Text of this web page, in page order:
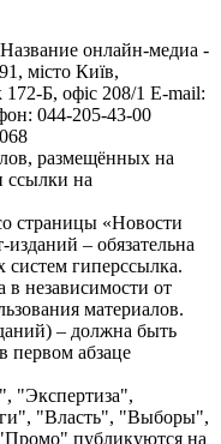
онлайн-медиа -
місто Київ,
Б, офіс 208/1 E-mail:
044-205-43-00
размещённых на
ссылки на
страницы «Новости
– обязательна
систем гиперссылка.
независимости от
материалов.
– должна быть
первом абзаце
"Экспертиза",
"Власть", "Выборы",
публикуются на